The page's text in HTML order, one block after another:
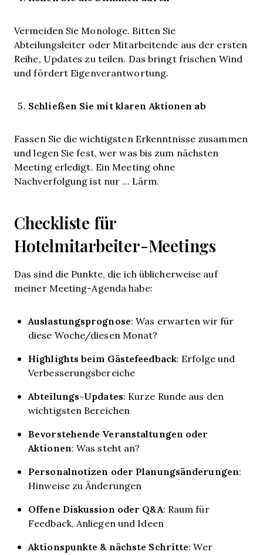
Vermeiden Sie Monologe. Bitten Sie
Abteilungsleiter oder Mitarbeitende aus der ersten
Reihe, Updates zu teilen. Das bringt frischen Wind
und fördert Eigenverantwortung.
Schließen Sie mit klaren Aktionen ab
Fassen Sie die wichtigsten Erkenntnisse zusammen
und legen Sie fest, wer was bis zum nächsten
Meeting erledigt. Ein Meeting ohne
Nachverfolgung ist nur … Lärm.
Checkliste für
Hotelmitarbeiter-Meetings
Das sind die Punkte, die ich üblicherweise auf
meiner Meeting-Agenda habe:
Auslastungsprognose: Was erwarten wir für
diese Woche/diesen Monat?
Highlights beim Gästefeedback: Erfolge und
Verbesserungsbereiche
Abteilungs-Updates: Kurze Runde aus den
wichtigsten Bereichen
Bevorstehende Veranstaltungen oder
Aktionen: Was steht an?
Personalnotizen oder Planungsänderungen:
Hinweise zu Änderungen
Offene Diskussion oder Q&A: Raum für
Feedback, Anliegen und Ideen
Aktionspunkte & nächste Schritte: Wer